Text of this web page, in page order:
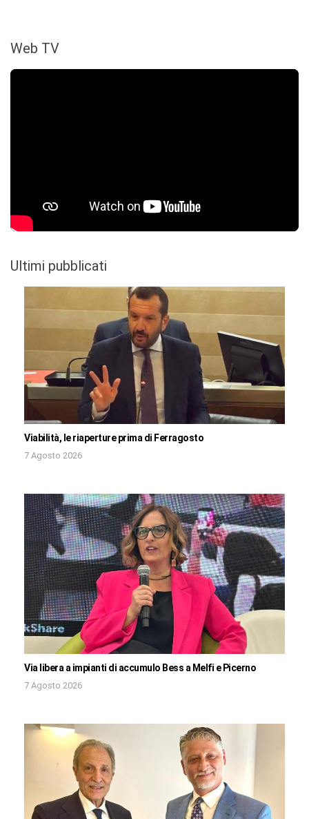
Web TV
Ultimi pubblicati
Viabilità, le riaperture prima di Ferragosto
7 Agosto 2026
Via libera a impianti di accumulo Bess a Melfi e Picerno
7 Agosto 2026